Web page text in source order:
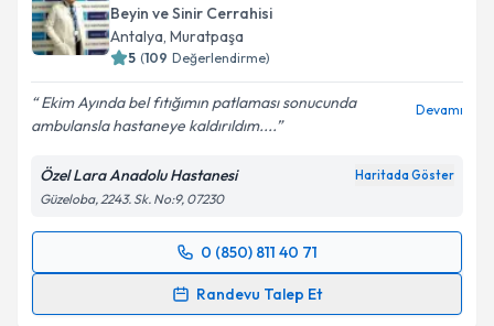
E-posta Adresiniz
Kişisel verilerimin işlenmesine ilişkin
kapsamda işlenmesini kabul ediyorum.
Takvim Talebini Gönder
Beyin ve Sinir Cerrahisi
Antalya, Muratpaşa
5 (109 Değerlendirme)
Ekim Ayında bel fıtığımın patlaması sonucunda
ambulansla hastaneye kaldırıldım....
Devamı
Özel Lara Anadolu Hastanesi Haritada Göster
Güzeloba, 2243. Sk. No:9, 07230
0 (850) 811 40 71
Randevu Talep Et
Randevu Takvimi Talebi